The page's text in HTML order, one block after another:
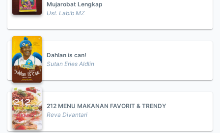
Mujarobat Lengkap
Ust. Labib MZ
Dahlan is can!
Sutan Eries Aldlin
212 MENU MAKANAN FAVORIT & TRENDY
Reva Divantari